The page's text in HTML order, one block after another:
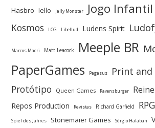
Hasbro Iello Jelly Monster Jogo Infantil
Kosmos LCG Libellud Ludens Spirit
Marcos Macri Matt Leacock Meeple BR
PaperGames Pegasus Print and
Protótipo Queen Games Ravensburger
Repos Production Revistas Richard Garfield RPG
Spiel des Jahres Stonemaier Games Sérgio Halaban